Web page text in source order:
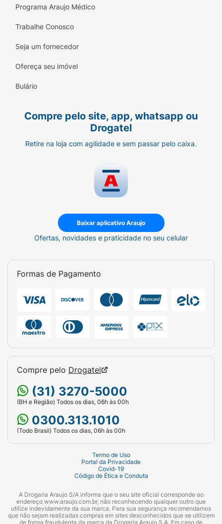
Programa Araujo Médico
Trabalhe Conosco
Seja um fornecedor
Ofereça seu imóvel
Bulário
Compre pelo site, app, whatsapp ou
Drogatel
Retire na loja com agilidade e sem passar pelo caixa.
Baixar aplicativo Araujo
Ofertas, novidades e praticidade no seu celular
Formas de Pagamento
Compre pelo Drogatel
(31) 3270-5000
(BH e Região) Todos os dias, 06h às 00h
0300.313.1010
(Todo Brasil) Todos os dias, 06h às 00h
Termo de Uso
Portal da Privacidade
Covid-19
Código de Ética e Conduta
A Drogaria Araujo S/A informa que o seu site oficial corresponde ao
endereço www.araujo.com.br, não reconhecendo qualquer outro que
utilize indevidamente da sua marca. Para sua segurança recomendamos
que não sejam realizadas compras em sites desconhecidos que se utilizem
de forma fraudulenta da marca da Drogaria Araujo S.A. Em caso de